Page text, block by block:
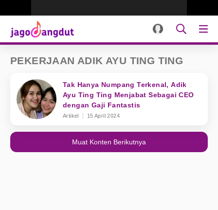
PEKERJAAN ADIK AYU TING TING
Tak Hanya Numpang Terkenal, Adik
Ayu Ting Ting Menjabat Sebagai CEO
dengan Gaji Fantastis
Artikel 15 April 2024
Muat Konten Berikutnya